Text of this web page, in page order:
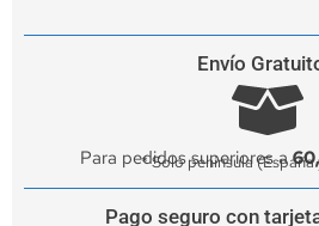
Envío
Para pedidos superiores a
* Solo península
Pago seguro con